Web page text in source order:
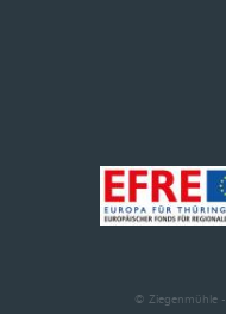
© Ziegenmühle -